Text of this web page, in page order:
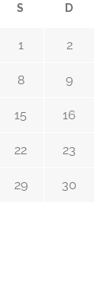
S D
1 2
8 9
15 16
22 23
29 30